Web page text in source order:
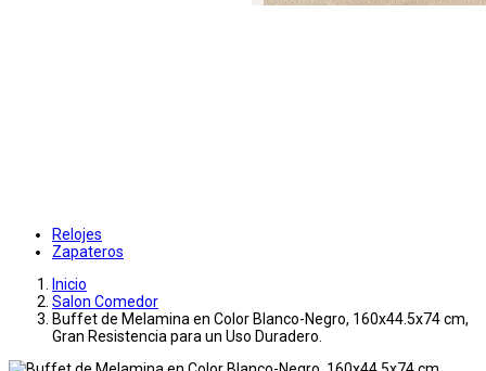
Relojes
Zapateros
Inicio
Salon Comedor
Buffet de Melamina en Color Blanco-Negro, 160x44.5x74 cm,
Gran Resistencia para un Uso Duradero.